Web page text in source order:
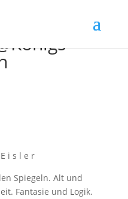
i s l e r
Spie­geln. Alt und
Fan­ta­sie und Logik.